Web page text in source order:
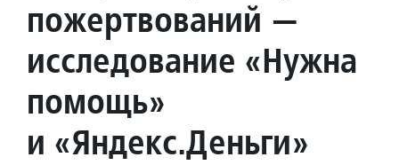
пожертвований —
исследование «Нужна
помощь»
и «Яндекс.Деньги»